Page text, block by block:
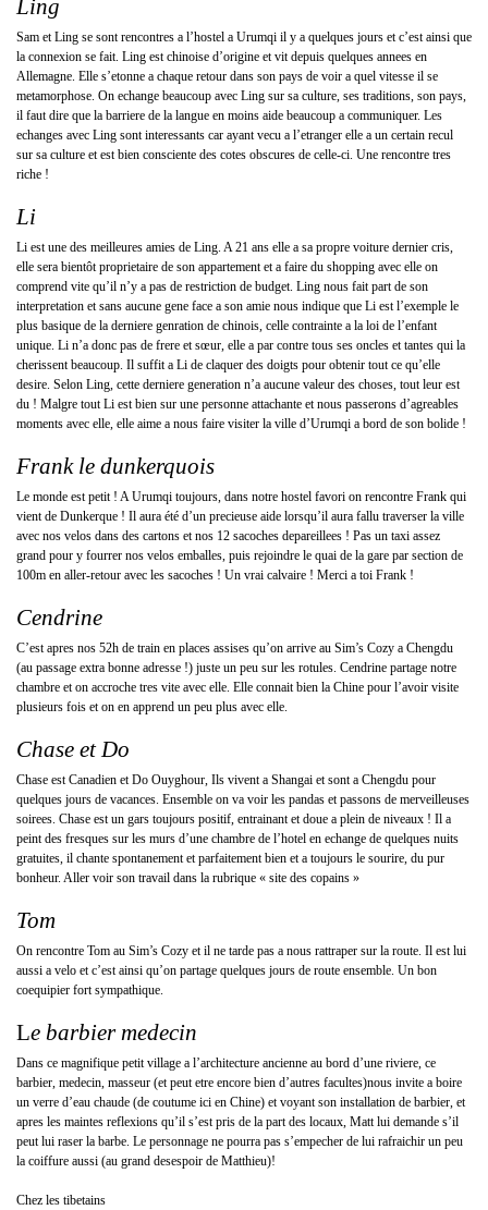
Ling
Sam et Ling se sont rencontres a l’hostel a Urumqi il y a quelques jours et c’est ainsi que
la connexion se fait. Ling est chinoise d’origine et vit depuis quelques annees en
Allemagne. Elle s’etonne a chaque retour dans son pays de voir a quel vitesse il se
metamorphose. On echange beaucoup avec Ling sur sa culture, ses traditions, son pays,
il faut dire que la barriere de la langue en moins aide beaucoup a communiquer. Les
echanges avec Ling sont interessants car ayant vecu a l’etranger elle a un certain recul
sur sa culture et est bien consciente des cotes obscures de celle-ci. Une rencontre tres
riche !
Li
Li est une des meilleures amies de Ling. A 21 ans elle a sa propre voiture dernier cris,
elle sera bientôt proprietaire de son appartement et a faire du shopping avec elle on
comprend vite qu’il n’y a pas de restriction de budget. Ling nous fait part de son
interpretation et sans aucune gene face a son amie nous indique que Li est l’exemple le
plus basique de la derniere genration de chinois, celle contrainte a la loi de l’enfant
unique. Li n’a donc pas de frere et sœur, elle a par contre tous ses oncles et tantes qui la
cherissent beaucoup. Il suffit a Li de claquer des doigts pour obtenir tout ce qu’elle
desire. Selon Ling, cette derniere generation n’a aucune valeur des choses, tout leur est
du ! Malgre tout Li est bien sur une personne attachante et nous passerons d’agreables
moments avec elle, elle aime a nous faire visiter la ville d’Urumqi a bord de son bolide !
Frank le dunkerquois
Le monde est petit ! A Urumqi toujours, dans notre hostel favori on rencontre Frank qui
vient de Dunkerque ! Il aura été d’un precieuse aide lorsqu’il aura fallu traverser la ville
avec nos velos dans des cartons et nos 12 sacoches depareillees ! Pas un taxi assez
grand pour y fourrer nos velos emballes, puis rejoindre le quai de la gare par section de
100m en aller-retour avec les sacoches ! Un vrai calvaire ! Merci a toi Frank !
Cendrine
C’est apres nos 52h de train en places assises qu’on arrive au Sim’s Cozy a Chengdu
(au passage extra bonne adresse !) juste un peu sur les rotules. Cendrine partage notre
chambre et on accroche tres vite avec elle. Elle connait bien la Chine pour l’avoir visite
plusieurs fois et on en apprend un peu plus avec elle.
Chase et Do
Chase est Canadien et Do Ouyghour, Ils vivent a Shangai et sont a Chengdu pour
quelques jours de vacances. Ensemble on va voir les pandas et passons de merveilleuses
soirees. Chase est un gars toujours positif, entrainant et doue a plein de niveaux ! Il a
peint des fresques sur les murs d’une chambre de l’hotel en echange de quelques nuits
gratuites, il chante spontanement et parfaitement bien et a toujours le sourire, du pur
bonheur. Aller voir son travail dans la rubrique « site des copains »
Tom
On rencontre Tom au Sim’s Cozy et il ne tarde pas a nous rattraper sur la route. Il est lui
aussi a velo et c’est ainsi qu’on partage quelques jours de route ensemble. Un bon
coequipier fort sympathique.
Le barbier medecin
Dans ce magnifique petit village a l’architecture ancienne au bord d’une riviere, ce
barbier, medecin, masseur (et peut etre encore bien d’autres facultes)nous invite a boire
un verre d’eau chaude (de coutume ici en Chine) et voyant son installation de barbier, et
apres les maintes reflexions qu’il s’est pris de la part des locaux, Matt lui demande s’il
peut lui raser la barbe. Le personnage ne pourra pas s’empecher de lui rafraichir un peu
la coiffure aussi (au grand desespoir de Matthieu)!
Chez les tibetains